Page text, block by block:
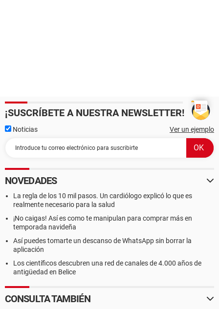
¡SUSCRÍBETE A NUESTRA NEWSLETTER!
Noticias Ver un ejemplo
NOVEDADES
La regla de los 10 mil pasos. Un cardiólogo explicó lo que es
realmente necesario para la salud
¡No caigas! Así es como te manipulan para comprar más en
temporada navideña
Así puedes tomarte un descanso de WhatsApp sin borrar la
aplicación
Los científicos descubren una red de canales de 4.000 años de
antigüedad en Belice
CONSULTA TAMBIÉN